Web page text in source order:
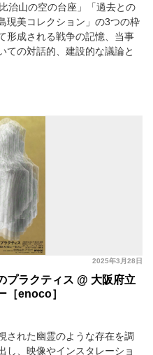
治山の空の台座」「過去との
現美コレクション」の3つの枠
形成される戦争の記憶、当事
ての対話的、建設的な議論と
2025年3月28日
ラクティス @ 大阪府立
［enoco］
された幽霊のような存在を調
し、映像やインスタレーショ